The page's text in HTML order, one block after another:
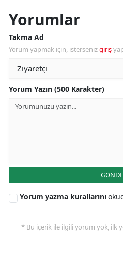
Yorumlar
Takma Ad
Yorum yapmak için, istersenizgiriş
Yorum Yazın (500 Karakter)
Yorum yazma kurallarını
* Bu içerik ile ilgili yorum yok, ilk